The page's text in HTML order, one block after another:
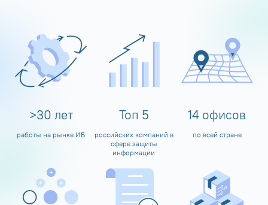
>30 лет
работы на рынке ИБ
Топ 5
российских компаний в
сфере защиты
информации
14 офисов
по всей стране